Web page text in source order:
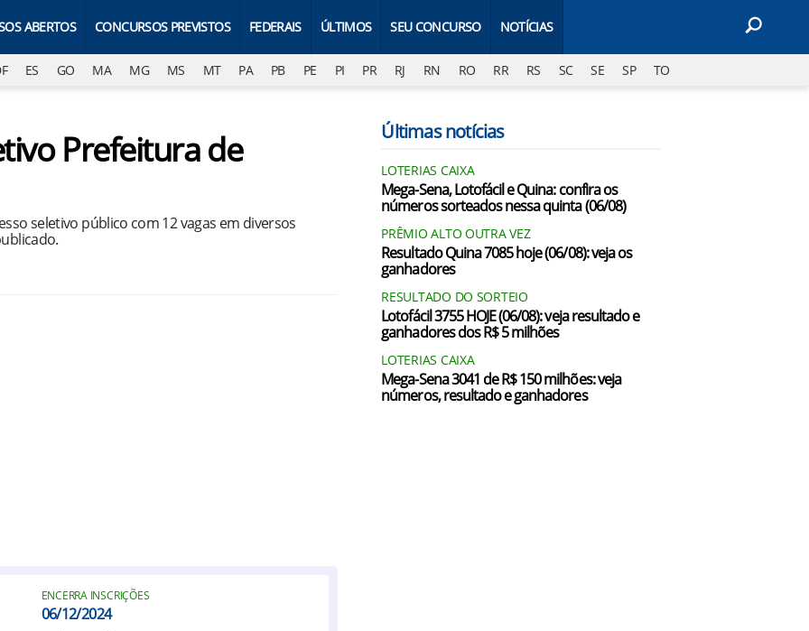
ABERTOS CONCURSOS PREVISTOS FEDERAIS ÚLTIMOS SEU CONCURSO NOTÍCIAS
ES GO MA MG MS MT PA PB PE PI PR RJ RN RO RR RS SC SE SP TO
Prefeitura de
seletivo público com 12 vagas em diversos
ENCERRA INSCRIÇÕES
06/12/2024
Últimas notícias
LOTERIAS CAIXA
Mega-Sena, Lotofácil e Quina: confira os
números sorteados nessa quinta (06/08)
PRÊMIO ALTO OUTRA VEZ
Resultado Quina 7085 hoje (06/08): veja os
ganhadores
RESULTADO DO SORTEIO
Lotofácil 3755 HOJE (06/08): veja resultado e
ganhadores dos R$ 5 milhões
LOTERIAS CAIXA
Mega-Sena 3041 de R$ 150 milhões: veja
números, resultado e ganhadores